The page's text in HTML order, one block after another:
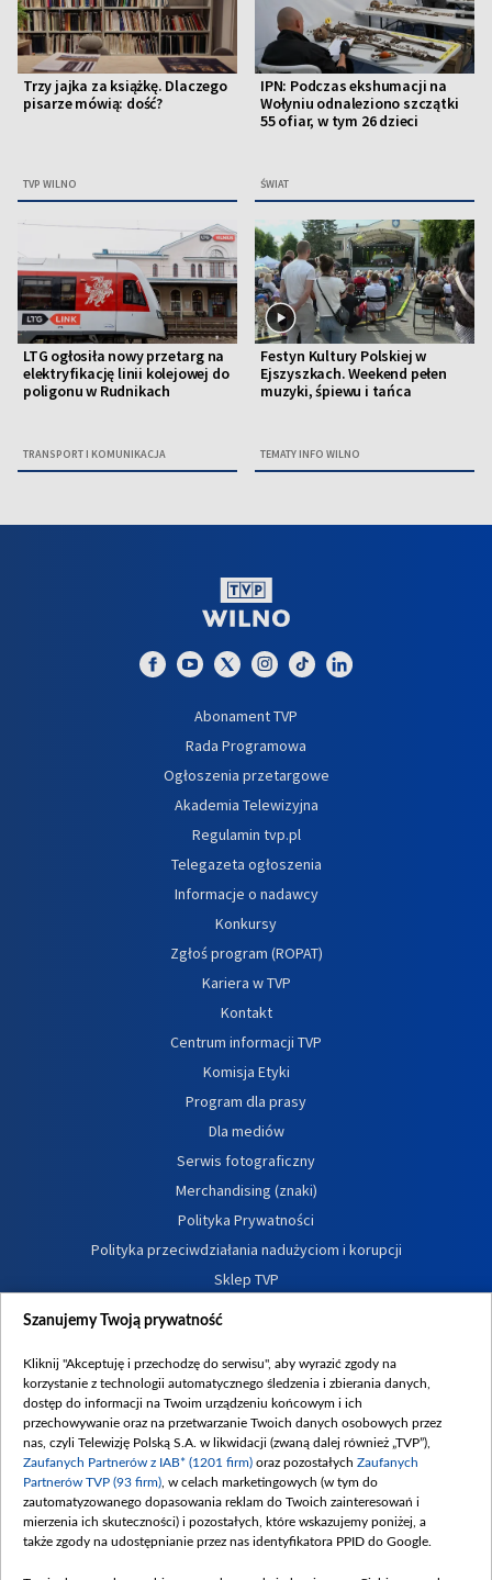
Trzy jajka za książkę. Dlaczego
pisarze mówią: dość?
TVP WILNO
IPN: Podczas ekshumacji na
Wołyniu odnaleziono szczątki
55 ofiar, w tym 26 dzieci
ŚWIAT
LTG ogłosiła nowy przetarg na
elektryfikację linii kolejowej do
poligonu w Rudnikach
TRANSPORT I KOMUNIKACJA
Festyn Kultury Polskiej w
Ejszyszkach. Weekend pełen
muzyki, śpiewu i tańca
TEMATY INFO WILNO
Abonament TVP
Rada Programowa
Ogłoszenia przetargowe
Akademia Telewizyjna
Regulamin tvp.pl
Telegazeta ogłoszenia
Informacje o nadawcy
Konkursy
Zgłoś program (ROPAT)
Kariera w TVP
Kontakt
Centrum informacji TVP
Komisja Etyki
Program dla prasy
Dla mediów
Serwis fotograficzny
Merchandising (znaki)
Polityka Prywatności
Polityka przeciwdziałania nadużyciom i korupcji
Sklep TVP
Biuro Reklamy
Oferta Handlowa
Dostępność
Moje zgody
Procedura zgłoszeń wewnętrznych
Szanujemy Twoją prywatność
Kliknij "Akceptuję i przechodzę do serwisu", aby wyrazić zgody na
korzystanie z technologii automatycznego śledzenia i zbierania danych,
dostęp do informacji na Twoim urządzeniu końcowym i ich
przechowywanie oraz na przetwarzanie Twoich danych osobowych przez
nas, czyli Telewizję Polską S.A. w likwidacji (zwaną dalej również „TVP”),
Zaufanych Partnerów z IAB* (1201 firm) oraz pozostałych Zaufanych
Partnerów TVP (93 firm) , w celach marketingowych (w tym do
zautomatyzowanego dopasowania reklam do Twoich zainteresowań i
mierzenia ich skuteczności) i pozostałych, które wskazujemy poniżej, a
także zgody na udostępnianie przez nas identyfikatora PPID do Google.